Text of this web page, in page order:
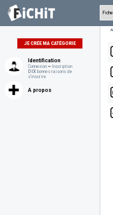
JE CRÉE MA CATÉGORIE
Identification
Connexion ~ Inscription
DIX bonnes raisons de
s'inscrire
A propos